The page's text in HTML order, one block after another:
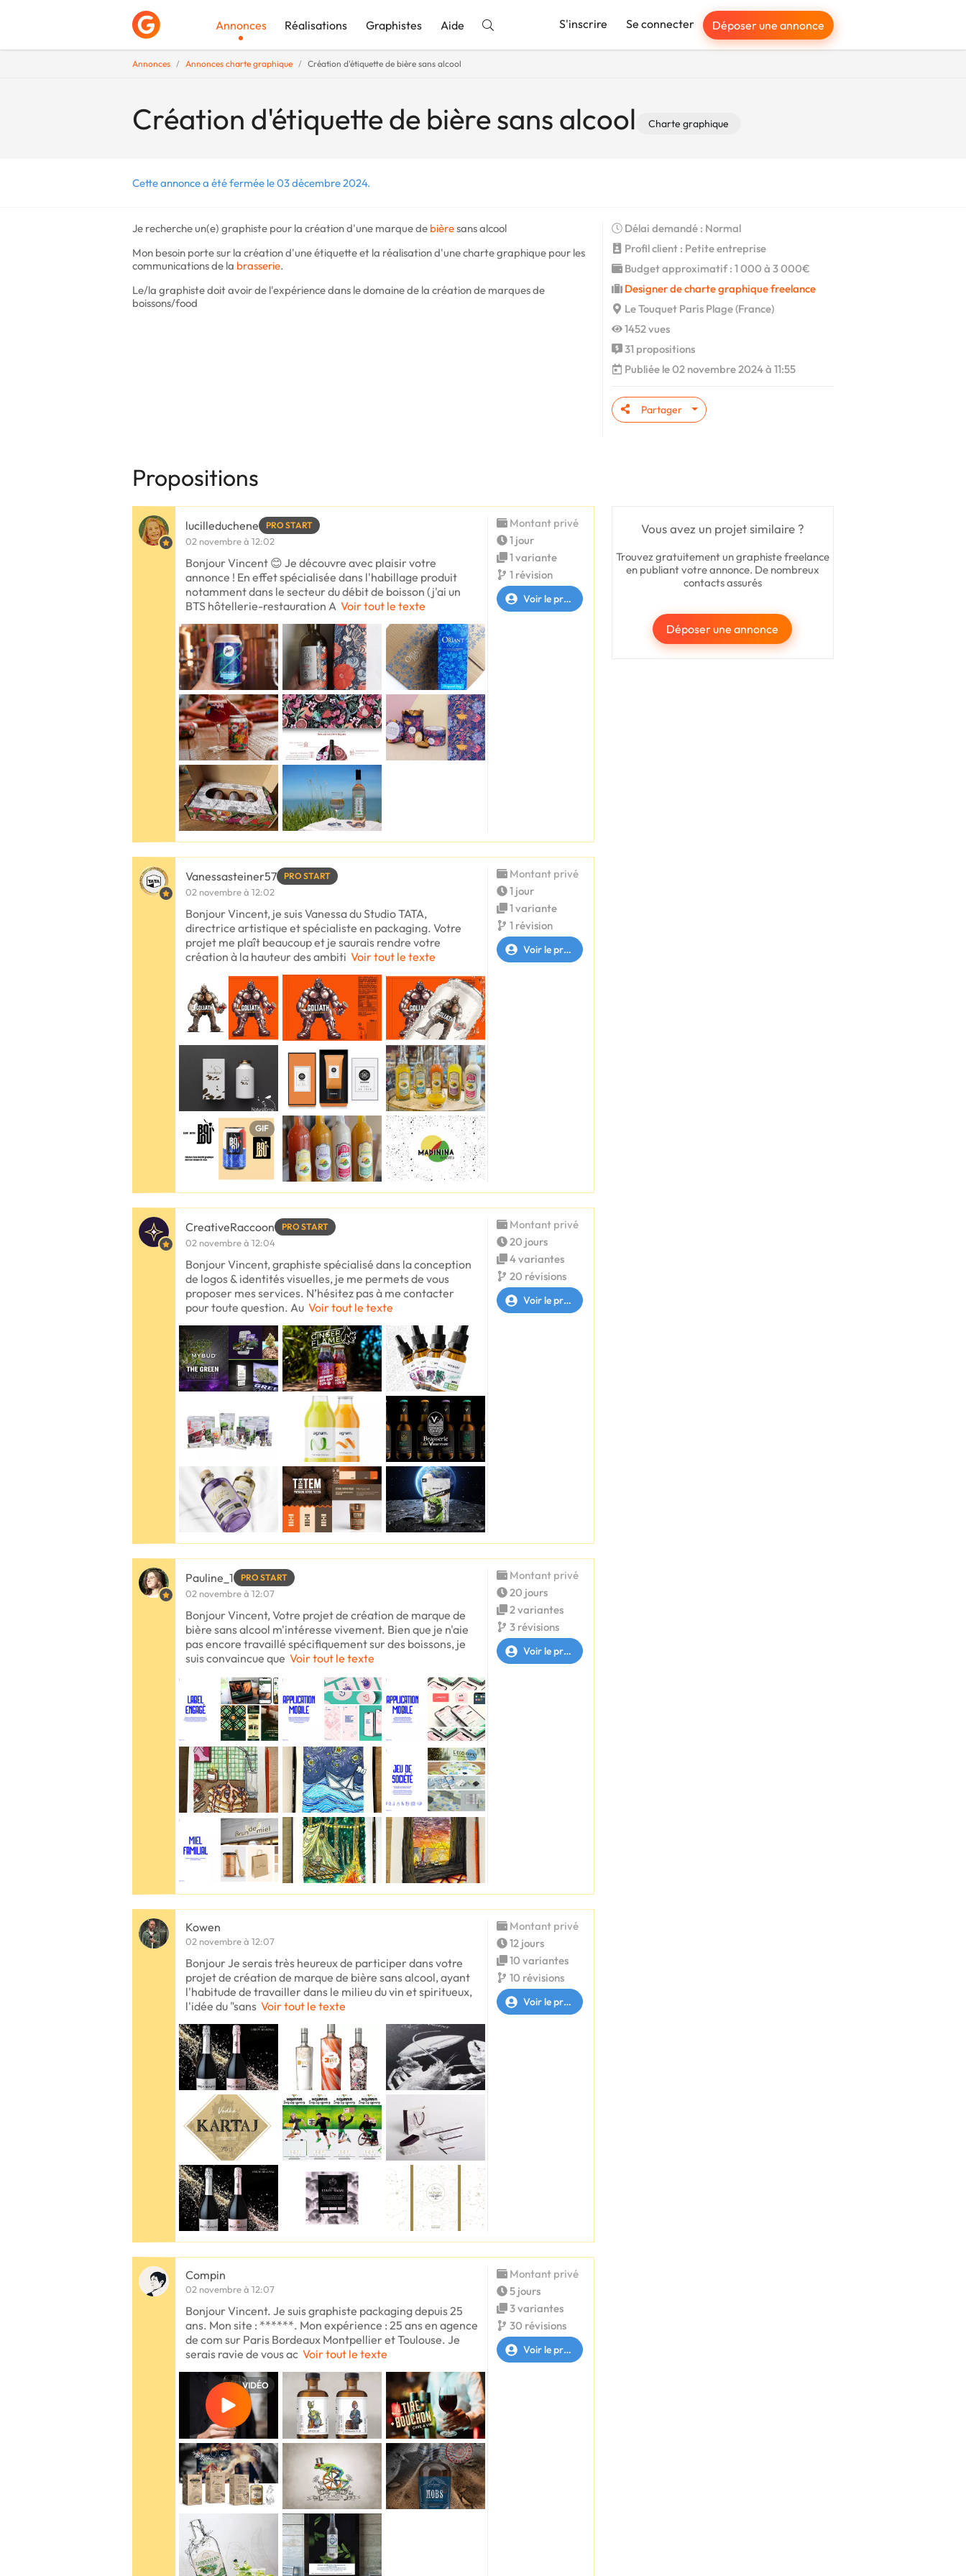
Annonces Réalisations Graphistes Aide S'inscrire Se connecter Déposer une annonce
Annonces Annonces charte graphique Création d'étiquette de bière sans alcool
Création d'étiquette de bière sans alcool Charte graphique
Cette annonce a été fermée le 03 décembre 2024.
Je recherche un(e) graphiste pour la création d'une marque de bièresans alcool
Mon besoin porte sur la création d'une étiquette et la réalisation d'une charte graphique pour les
communications de la brasserie.
Le/la graphiste doit avoir de l'expérience dans le domaine de la création de marques de
boissons/food
Délai demandé : Normal
Profil client : Petite entreprise
Budget approximatif : 1 000 à 3 000€
Designer de charte graphique freelance
Le Touquet Paris Plage (France)
1452 vues
31 propositions
Publiée le 02 novembre 2024 à 11:55
Partager
Propositions
Vous avez un projet similaire ?
Trouvez gratuitement un graphiste freelance
en publiant votre annonce. De nombreux
contacts assurés
Déposer une annonce
lucilleduchene PRO START
02 novembre à 12:02
Bonjour Vincent 😊 Je découvre avec plaisir votre
annonce ! En effet spécialisée dans l'habillage produit
notamment dans le secteur du débit de boisson (j'ai un
BTS hôtellerie-restauration A Voir tout le texte
Montant privé
1 jour
1 variante
1 révision
Voir le profil
Vanessasteiner57 PRO START
02 novembre à 12:02
Bonjour Vincent, je suis Vanessa du Studio TATA,
directrice artistique et spécialiste en packaging. Votre
projet me plaît beaucoup et je saurais rendre votre
création à la hauteur des ambiti Voir tout le texte
GIF
Montant privé
1 jour
1 variante
1 révision
Voir le profil
CreativeRaccoon PRO START
02 novembre à 12:04
Bonjour Vincent, graphiste spécialisé dans la conception
de logos & identités visuelles, je me permets de vous
proposer mes services. N’hésitez pas à me contacter
pour toute question. Au Voir tout le texte
Montant privé
20 jours
4 variantes
20 révisions
Voir le profil
Pauline_1 PRO START
02 novembre à 12:07
Bonjour Vincent, Votre projet de création de marque de
bière sans alcool m'intéresse vivement. Bien que je n'aie
pas encore travaillé spécifiquement sur des boissons, je
suis convaincue que Voir tout le texte
Montant privé
20 jours
2 variantes
3 révisions
Voir le profil
Kowen
02 novembre à 12:07
Bonjour Je serais très heureux de participer dans votre
projet de création de marque de bière sans alcool, ayant
l'habitude de travailler dans le milieu du vin et spiritueux,
l'idée du "sans Voir tout le texte
Montant privé
12 jours
10 variantes
10 révisions
Voir le profil
Compin
02 novembre à 12:07
Bonjour Vincent. Je suis graphiste packaging depuis 25
ans. Mon site : ******. Mon expérience : 25 ans en agence
de com sur Paris Bordeaux Montpellier et Toulouse. Je
serais ravie de vous ac Voir tout le texte
VIDÉO
Montant privé
5 jours
3 variantes
30 révisions
Voir le profil